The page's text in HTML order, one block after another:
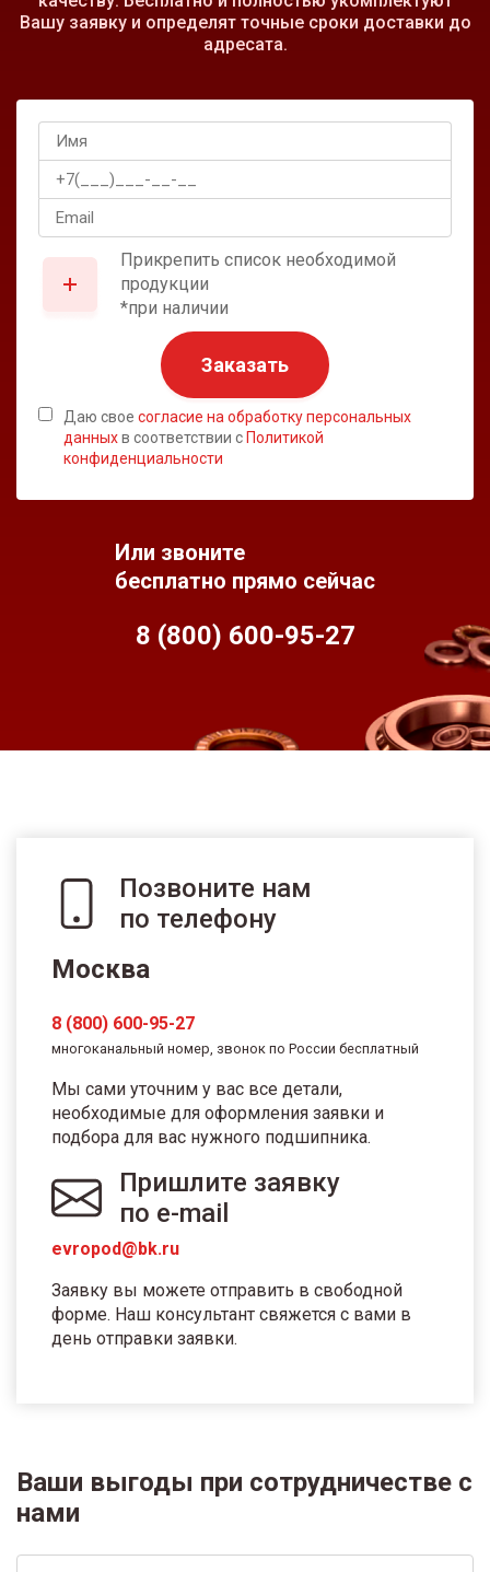
Вашу заявку и определят точные сроки доставки до
адресата.
Прикрепить список необходимой
продукции
*при наличии
Заказать
Даю свое согласие на обработку персональных
данныхв соответствии с Политикой
конфиденциальности
Или звоните
бесплатно прямо сейчас
8 (800) 600-95-27
Позвоните нам
по телефону
Москва
8 (800) 600-95-27
многоканальный номер, звонок по России бесплатный
Мы сами уточним у вас все детали,
необходимые для оформления заявки и
подбора для вас нужного подшипника.
Пришлите заявку
по e-mail
evropod@bk.ru
Заявку вы можете отправить в свободной
форме. Наш консультант свяжется с вами в
день отправки заявки.
Ваши выгоды при сотрудничестве с
нами